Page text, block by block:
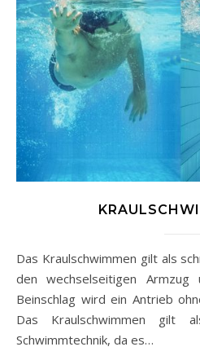
Das Kraulschwimmen gilt als schnellste Schwimmart. Durch
den wechselseitigen Armzug
Beinschlag wird ein Antrieb
Das Kraulschwimmen gilt
Schwimmtechnik, da es…